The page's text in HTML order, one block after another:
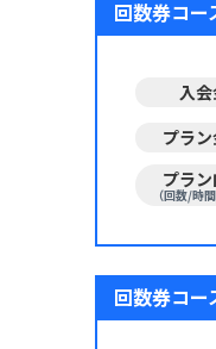
回数券コ
入
プラ
プラ
（回数/時
回数券コ